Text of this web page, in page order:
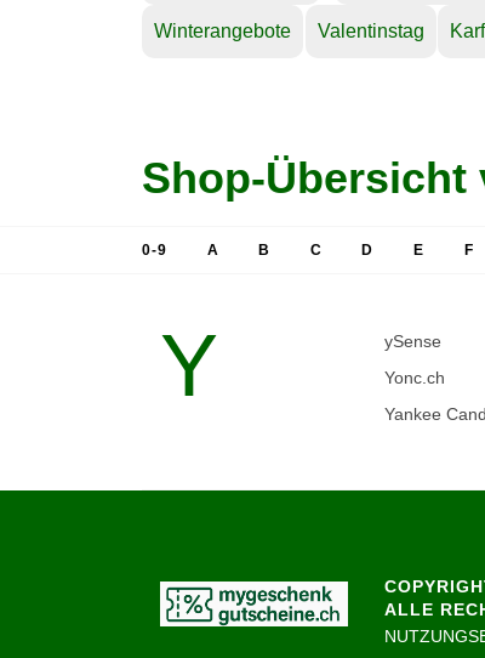
Winterangebote Valentinstag
Shop-Übersicht
0-9 A B C D E F
Y ySense
Yonc.ch
Yankee
ALLE